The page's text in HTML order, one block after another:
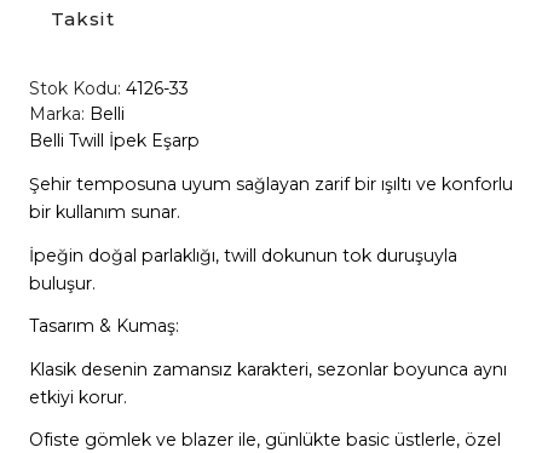
Taksit
Stok Kodu: 4126-33
Marka: Belli
Belli Twill İpek Eşarp
Şehir temposuna uyum sağlayan zarif bir ışıltı ve konforlu
bir kullanım sunar.
İpeğin doğal parlaklığı, twill dokunun tok duruşuyla
buluşur.
Tasarım & Kumaş:
Klasik desenin zamansız karakteri, sezonlar boyunca aynı
etkiyi korur.
Ofiste gömlek ve blazer ile, günlükte basic üstlerle, özel